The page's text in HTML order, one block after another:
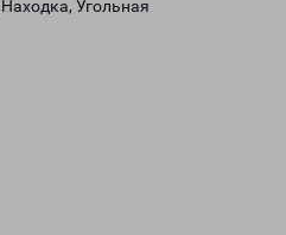
Угольная